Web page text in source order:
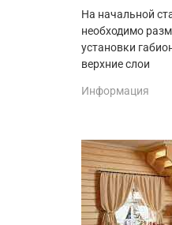
На начальной
необходимо
установки
верхние слои
Информация